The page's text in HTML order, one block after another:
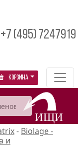
+7 (495) 7247919
Корзина
- Biolage -
и